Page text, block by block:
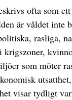
ofta som
är våldet inte
rasliga,
som möter
visar tydligt